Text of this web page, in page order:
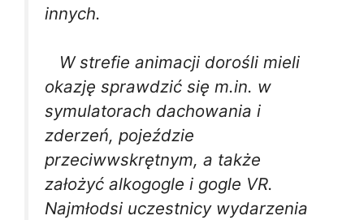
innych.
W strefie animacji dorośli mieli
okazję sprawdzić się m.in. w
symulatorach dachowania i
zderzeń, pojeździe
przeciwwskrętnym, a także
założyć alkogogle i gogle VR.
Najmłodsi uczestnicy wydarzenia